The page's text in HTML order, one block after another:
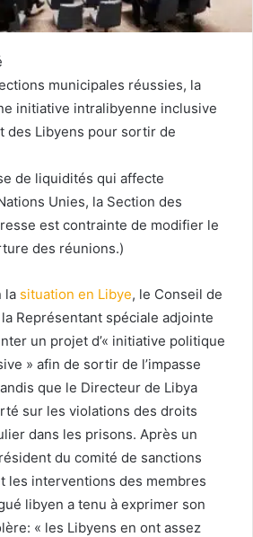
municipales réussies, la
initiative intralibyenne inclusive
des Libyens pour sortir de
de liquidités qui affecte
Unies, la Section des
est contrainte de modifier le
des réunions.)
la situation en Libye, le Conseil de
Représentant spéciale adjointe
un projet d’« initiative politique
» afin de sortir de l’impasse
que le Directeur de Libya
sur les violations des droits
dans les prisons. Après un
du comité de sanctions
les interventions des membres
libyen a tenu à exprimer son
« les Libyens en ont assez